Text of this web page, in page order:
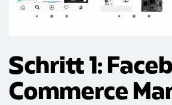
Schritt 1:
Commerce